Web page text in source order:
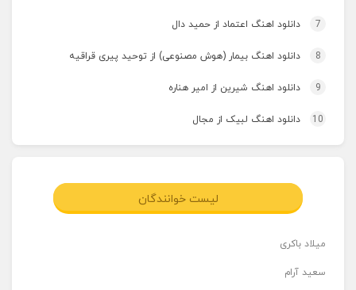
7 دانلود اهنگ اعتماد از حمید دال
8 دانلود اهنگ بیمار (هوش مصنوعی) از توحید پیری قراقیه
9 دانلود اهنگ شیرین از امیر هناره
10 دانلود اهنگ لبیک از مجال
لیست خوانندگان
میلاد باکری
سعید آرام